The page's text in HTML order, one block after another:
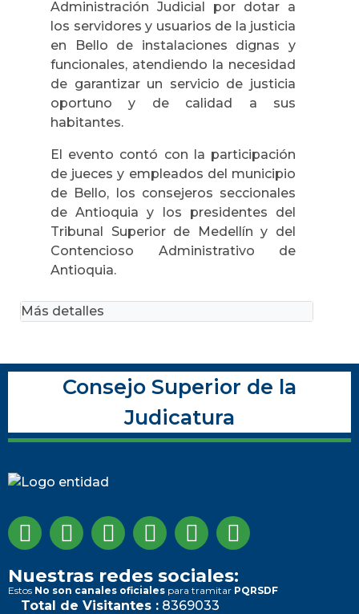
Administración Judicial por dotar a
los servidores y usuarios de la justicia
en Bello de instalaciones dignas y
funcionales, atendiendo la necesidad
de garantizar un servicio de justicia
oportuno y de calidad a sus
habitantes.
El evento contó con la participación
de jueces y empleados del municipio
de Bello, los consejeros seccionales
de Antioquia y los presidentes del
Tribunal Superior de Medellín y del
Contencioso Administrativo de
Antioquia.
Más detalles
Consejo Superior de la
Judicatura
Nuestras redes sociales:
Estos No son canales oficiales para tramitar PQRSDF
Total de Visitantes : 8369033